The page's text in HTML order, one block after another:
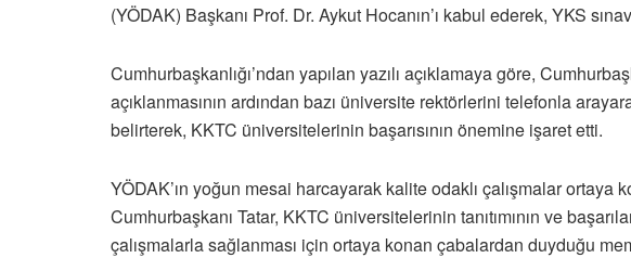
(YÖDAK) Başkanı Prof. Dr. Aykut Hocanın’ı kabul ederek, YKS
Cumhurbaşkanlığı’ndan yapılan yazılı açıklamaya göre,
açıklanmasının ardından bazı üniversite rektörlerini telefonla
belirterek, KKTC üniversitelerinin başarısının önemine işaret etti.
YÖDAK’ın yoğun mesai harcayarak kalite odaklı çalışmalar ortaya
Cumhurbaşkanı Tatar, KKTC üniversitelerinin tanıtımının ve
çalışmalarla sağlanması için ortaya konan çabalardan duyduğu